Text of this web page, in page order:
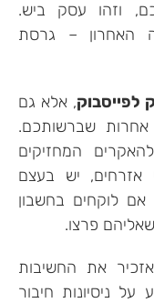
וזהו עסק ביש.
האחרון – גרסת
לפייסבוק, אלא גם
אחרות שברשותכם.
המחזיקים
אזרחים, יש בעצם
לוקחים בחשבון
פרצו.
את החשיבות
ניסיונות חיבור